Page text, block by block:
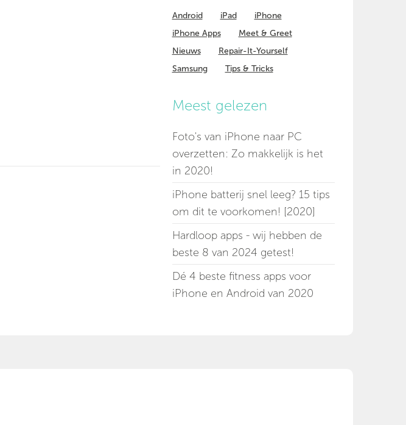
Android iPad
iPhone
iPhone Apps
Meet & Greet
Nieuws
Repair-It-Yourself
Samsung
Tips & Tricks
Meest gelezen
Foto's van iPhone naar PC
overzetten: Zo makkelijk is het
in 2020!
iPhone batterij snel leeg? 15 tips
om dit te voorkomen! [2020]
Hardloop apps - wij hebben de
beste 8 van 2024 getest!
Dé 4 beste fitness apps voor
iPhone en Android van 2020